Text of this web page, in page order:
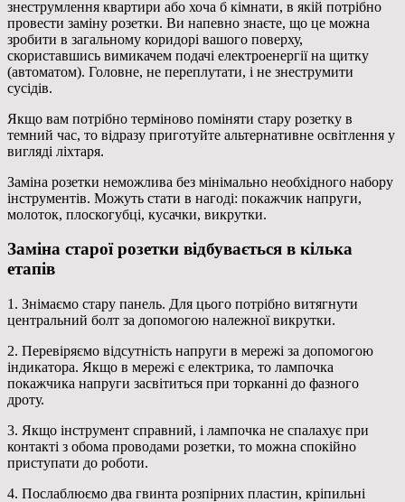
знеструмлення квартири або хоча б кімнати, в якій потрібно
провести заміну розетки. Ви напевно знаєте, що це можна
зробити в загальному коридорі вашого поверху,
скориставшись вимикачем подачі електроенергії на щитку
(автоматом). Головне, не переплутати, і не знеструмити
сусідів.
Якщо вам потрібно терміново поміняти стару розетку в
темний час, то відразу приготуйте альтернативне освітлення у
вигляді ліхтаря.
Заміна розетки неможлива без мінімально необхідного набору
інструментів. Можуть стати в нагоді: покажчик напруги,
молоток, плоскогубці, кусачки, викрутки.
Заміна старої розетки відбувається в кілька
етапів
1. Знімаємо стару панель. Для цього потрібно витягнути
центральний болт за допомогою належної викрутки.
2. Перевіряємо відсутність напруги в мережі за допомогою
індикатора. Якщо в мережі є електрика, то лампочка
покажчика напруги засвітиться при торканні до фазного
дроту.
3. Якщо інструмент справний, і лампочка не спалахує при
контакті з обома проводами розетки, то можна спокійно
приступати до роботи.
4. Послаблюємо два гвинта розпірних пластин, кріпильні